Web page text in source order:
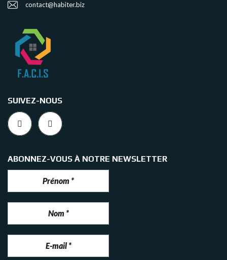
contact@habiter.biz
SUIVEZ-NOUS
ABONNEZ-VOUS À NOTRE NEWSLETTER